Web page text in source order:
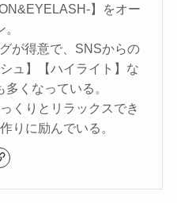
】をオー
が得意で、SNSからの
ュ】【ハイライト】な
くなっている。
くりとリラックスでき
りに励んでいる。